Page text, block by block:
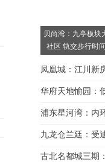
贝尚湾：九亭板块
社区 轨交步行时
凤凰城：江川新
华府天地愉园：
浦东星河湾：内
间大
九龙仓兰廷：受
房看
古北名都城三期